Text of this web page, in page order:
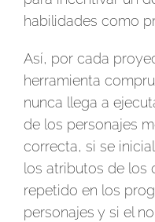
habilidades como
Así, por cada
herramienta
nunca llega a
de los personajes
correcta, si se
los atributos de los
repetido en los
personajes y si el